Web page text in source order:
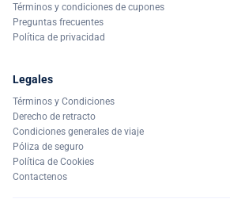
Términos y condiciones de cupones
Preguntas frecuentes
Política de privacidad
Legales
Términos y Condiciones
Derecho de retracto
Condiciones generales de viaje
Póliza de seguro
Política de Cookies
Contactenos